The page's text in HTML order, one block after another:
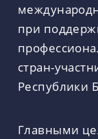
при
стран-
Республики
Главными